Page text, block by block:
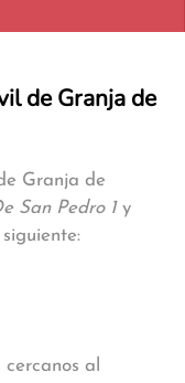
de Granja de
Granja de
San Pedro 1y
al